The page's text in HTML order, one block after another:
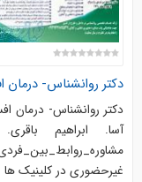
دکتر روانشناس- درمان
دکتر روانشناس- درمان
آسا. ابراهیم
غیرحضوری در کلینیک ها